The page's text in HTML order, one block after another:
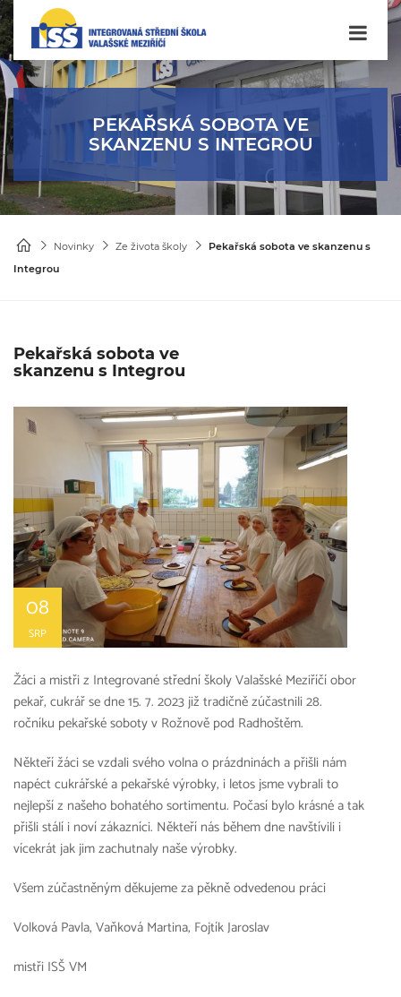
PEKAŘSKÁ SOBOTA VE
SKANZENU S INTEGROU
Novinky Ze života školy
Pekařská sobota ve skanzenu s
Integrou
Pekařská sobota ve
skanzenu s Integrou
08
SRP
Žáci a mistři z Integrované střední školy Valašské Meziříčí obor
pekař, cukrář se dne 15. 7. 2023 již tradičně zúčastnili 28.
ročníku pekařské soboty v Rožnově pod Radhoštěm.
Někteří žáci se vzdali svého volna o prázdninách a přišli nám
napéct cukrářské a pekařské výrobky, i letos jsme vybrali to
nejlepší z našeho bohatého sortimentu. Počasí bylo krásné a tak
přišli stálí i noví zákazníci. Někteří nás během dne navštívili i
vícekrát jak jim zachutnaly naše výrobky.
Všem zúčastněným děkujeme za pěkně odvedenou práci
Volková Pavla, Vaňková Martina, Fojtík Jaroslav
mistři ISŠ VM